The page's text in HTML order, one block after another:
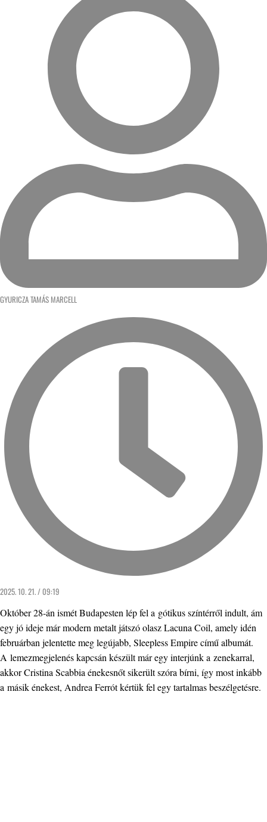
GYURICZA TAMÁS MARCELL
2025. 10. 21. / 09:19
Október 28-án ismét Budapesten lép fel a gótikus színtérről indult, ám
egy jó ideje már modern metalt játszó olasz Lacuna Coil, amely idén
februárban jelentette meg legújabb, Sleepless Empire című albumát.
A lemezmegjelenés kapcsán készült már egy interjúnk a zenekarral,
akkor Cristina Scabbia énekesnőt sikerült szóra bírni, így most inkább
a másik énekest, Andrea Ferrót kértük fel egy tartalmas beszélgetésre.